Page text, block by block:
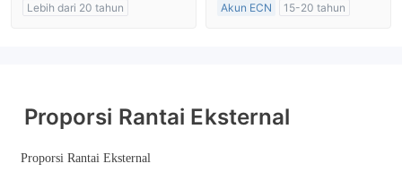
Lebih dari 20 tahun
Akun ECN
15-20 tahun
Proporsi Rantai Eksternal